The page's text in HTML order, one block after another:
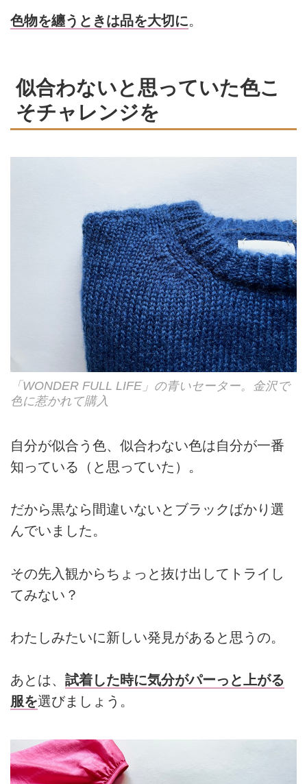
色物を纏うときは品を大切に。
似合わないと思っていた色こ
そチャレンジを
「WONDER FULL LIFE」の青いセーター。金沢で
色に惹かれて購入
自分が似合う色、似合わない色は自分が一番
知っている（と思っていた）。
だから黒なら間違いないとブラックばかり選
んでいました。
その先入観からちょっと抜け出してトライし
てみない？
わたしみたいに新しい発見があると思うの。
あとは、 試着した時に気分がパーっと上がる
服を選びましょう。